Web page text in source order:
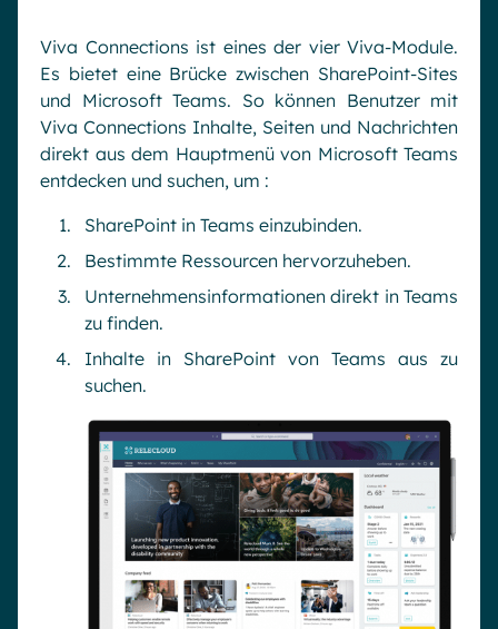
Viva Connections ist eines der vier Viva-Module.
Es bietet eine Brücke zwischen SharePoint-Sites
und Microsoft Teams. So können Benutzer mit
Viva Connections Inhalte, Seiten und Nachrichten
direkt aus dem Hauptmenü von Microsoft Teams
entdecken und suchen, um :
SharePoint in Teams einzubinden.
Bestimmte Ressourcen hervorzuheben.
Unternehmensinformationen direkt in Teams
zu finden.
Inhalte in SharePoint von Teams aus zu
suchen.